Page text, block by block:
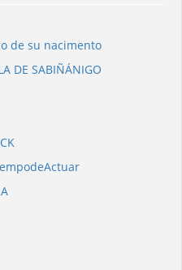
de su nacimento
DE SABIÑÁNIGO